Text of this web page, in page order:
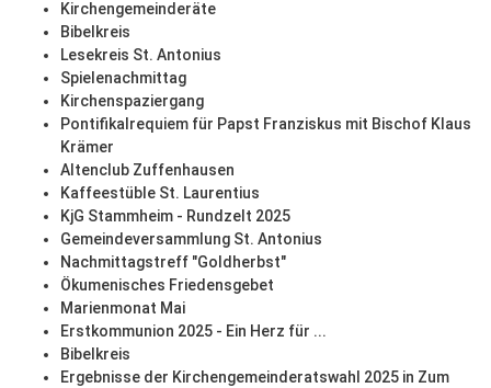
Kirchengemeinderäte
Bibelkreis
Lesekreis St. Antonius
Spielenachmittag
Kirchenspaziergang
Pontifikalrequiem für Papst Franziskus mit Bischof Klaus
Krämer
Altenclub Zuffenhausen
Kaffeestüble St. Laurentius
KjG Stammheim - Rundzelt 2025
Gemeindeversammlung St. Antonius
Nachmittagstreff "Goldherbst"
Ökumenisches Friedensgebet
Marienmonat Mai
Erstkommunion 2025 - Ein Herz für ...
Bibelkreis
Ergebnisse der Kirchengemeinderatswahl 2025 in Zum